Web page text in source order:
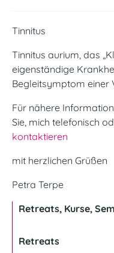
Tinnitus
Tinnitus aurium, das
eigenständige
Begleitsymptom einer
Für nähere
Sie, mich telefonisch
kontaktieren
mit herzlichen Grüßen
Petra Terpe
Retreats, Kurse,
Retreats